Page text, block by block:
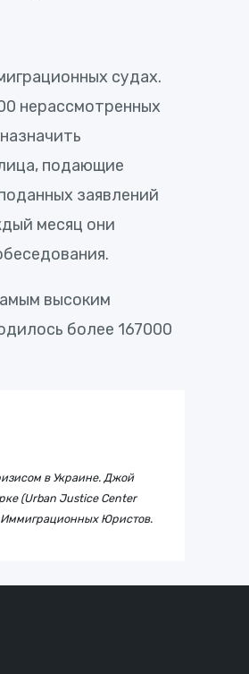
судах.
нерассмотренных
подающие
заявлений
месяц они
высоким
более 167000
в Украине. Джой
(Urban Justice Center
Иммиграционных Юристов.